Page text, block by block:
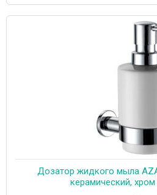
Дозатор жидкого мыла
керамический,